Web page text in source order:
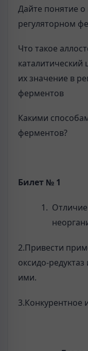
Дайте понятие о
регуляторном
Что такое
их значение в
ферментов
Какими
ферментов?
Билет № 1
2.Привести
оксидо-
ими.
3.Конкурентное